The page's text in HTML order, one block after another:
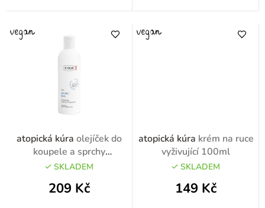
atopická kúra olejíček do
koupele a sprchy
promašťující 270ml
SKLADEM
209 Kč
atopická kúra krém na ruce
vyživující 100ml
SKLADEM
149 Kč